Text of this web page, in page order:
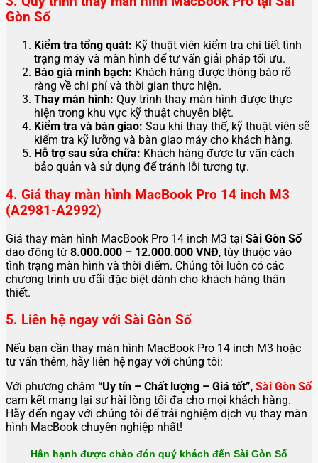
Gòn Số
Kiểm tra tổng quát: Kỹ thuật viên kiểm tra chi tiết tình
trạng máy và màn hình để tư vấn giải pháp tối ưu.
Báo giá minh bạch: Khách hàng được thông báo rõ
ràng về chi phí và thời gian thực hiện.
Thay màn hình: Quy trình thay màn hình được thực
hiện trong khu vực kỹ thuật chuyên biệt.
Kiểm tra và bàn giao: Sau khi thay thế, kỹ thuật viên sẽ
kiểm tra kỹ lưỡng và bàn giao máy cho khách hàng.
Hỗ trợ sau sửa chữa: Khách hàng được tư vấn cách
bảo quản và sử dụng để tránh lỗi tương tự.
4. Giá thay màn hình MacBook Pro 14 inch M3
(A2981-A2992)
Giá thay màn hình MacBook Pro 14 inch M3 tại Sài Gòn Số
dao động từ 8.000.000 – 12.000.000 VNĐ, tùy thuộc vào
tình trạng màn hình và thời điểm. Chúng tôi luôn có các
chương trình ưu đãi đặc biệt dành cho khách hàng thân
thiết.
5. Liên hệ ngay với Sài Gòn Số
Nếu bạn cần thay màn hình MacBook Pro 14 inch M3 hoặc
tư vấn thêm, hãy liên hệ ngay với chúng tôi:
Với phương châm “Uy tín – Chất lượng – Giá tốt”, Sài Gòn Số
cam kết mang lại sự hài lòng tối đa cho mọi khách hàng.
Hãy đến ngay với chúng tôi để trải nghiệm dịch vụ thay màn
hình MacBook chuyên nghiệp nhất!
Hân hạnh được chào đón quý khách đến Sài Gòn Số